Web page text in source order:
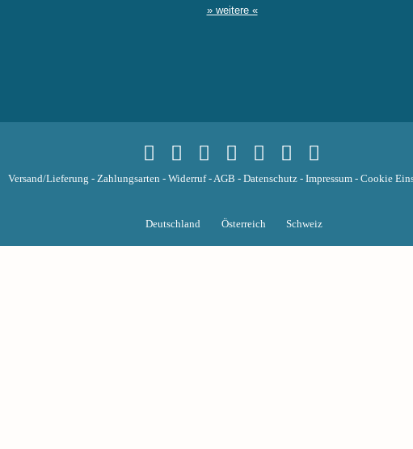
» weitere «
Versand/Lieferung - Zahlungsarten - Widerruf-AGB - Datenschutz- Impressum- Cookie
Deutschland Österreich Schweiz